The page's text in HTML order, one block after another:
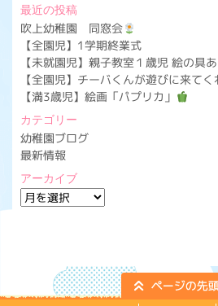
最近の投稿
吹上幼稚園 同窓会
【全園児】1学期終業式
【未就園児】親子教室１歳児 絵の具
【全園児】チーバくんが遊びに来てく
【満3歳児】絵画「パプリカ」
カテゴリー
幼稚園ブログ
最新情報
アーカイブ
ア